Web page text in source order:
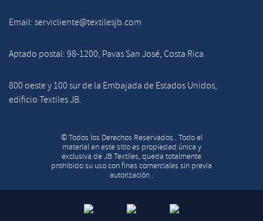
Email: servicliente@textilesjb.com
Aptado postal: 98-1200, Pavas San José, Costa Rica
800 oeste y 100 sur de la Embajada de Estados Unidos,
edificio Textiles JB.
© Todos los Derechos Reservados . Todo el
material en este sitio es propiedad única y
exclusiva de JB Textiles, queda totalmente
prohibido su uso con fines comerciales sin previa
autorización .